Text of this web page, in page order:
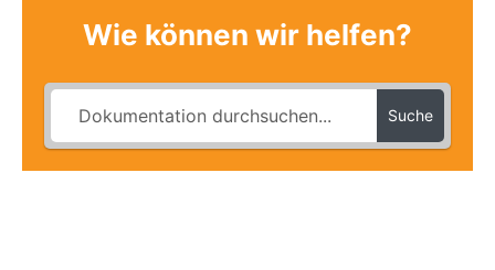
Wie können wir helfen?
Suche